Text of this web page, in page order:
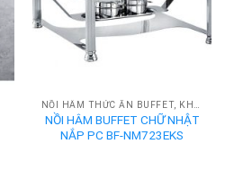
NỒI HÂM BUFFET CHỮ NHẬT
NẮP PC BF-NM723EKS